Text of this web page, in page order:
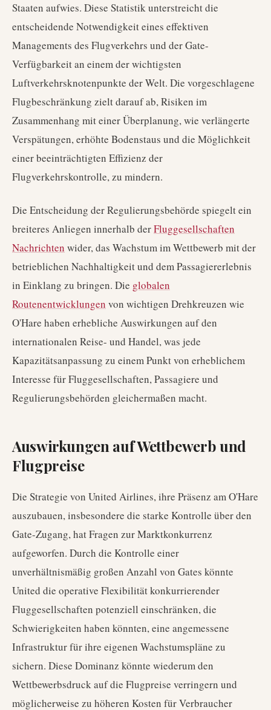
Staaten aufwies. Diese Statistik unterstreicht die
entscheidende Notwendigkeit eines effektiven
Managements des Flugverkehrs und der Gate-
Verfügbarkeit an einem der wichtigsten
Luftverkehrsknotenpunkte der Welt. Die vorgeschlagene
Flugbeschränkung zielt darauf ab, Risiken im
Zusammenhang mit einer Überplanung, wie verlängerte
Verspätungen, erhöhte Bodenstaus und die Möglichkeit
einer beeinträchtigten Effizienz der
Flugverkehrskontrolle, zu mindern.
Die Entscheidung der Regulierungsbehörde spiegelt ein
breiteres Anliegen innerhalb derFluggesellschaften
Nachrichten wider, das Wachstum im Wettbewerb mit der
betrieblichen Nachhaltigkeit und dem Passagiererlebnis
in Einklang zu bringen. Die globalen
Routenentwicklungen von wichtigen Drehkreuzen wie
O'Hare haben erhebliche Auswirkungen auf den
internationalen Reise- und Handel, was jede
Kapazitätsanpassung zu einem Punkt von erheblichem
Interesse für Fluggesellschaften, Passagiere und
Regulierungsbehörden gleichermaßen macht.
Auswirkungen auf Wettbewerb und
Flugpreise
Die Strategie von United Airlines, ihre Präsenz am O'Hare
auszubauen, insbesondere die starke Kontrolle über den
Gate-Zugang, hat Fragen zur Marktkonkurrenz
aufgeworfen. Durch die Kontrolle einer
unverhältnismäßig großen Anzahl von Gates könnte
United die operative Flexibilität konkurrierender
Fluggesellschaften potenziell einschränken, die
Schwierigkeiten haben könnten, eine angemessene
Infrastruktur für ihre eigenen Wachstumspläne zu
sichern. Diese Dominanz könnte wiederum den
Wettbewerbsdruck auf die Flugpreise verringern und
möglicherweise zu höheren Kosten für Verbraucher